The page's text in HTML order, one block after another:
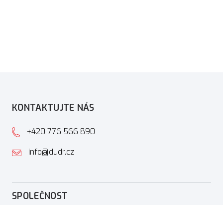
KONTAKTUJTE NÁS
+420 776 566 890
info@dudr.cz
SPOLEČNOST